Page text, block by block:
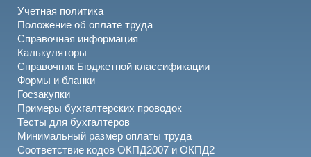
Учетная политика
Положение об оплате труда
Справочная информация
Калькуляторы
Справочник Бюджетной классификации
Формы и бланки
Госзакупки
Примеры бухгалтерских проводок
Тесты для бухгалтеров
Минимальный размер оплаты труда
Соответствие кодов ОКПД2007 и ОКПД2